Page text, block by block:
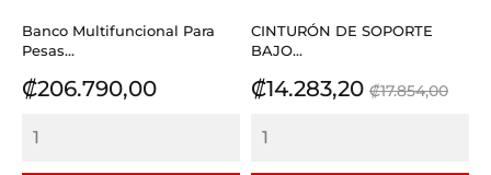
Banco Multifuncional Para
Pesas...
Precio
₡206.790,00
CINTURÓN DE SOPORTE
BAJO...
Precio
₡14.283,20 Precio
₡17.854,00